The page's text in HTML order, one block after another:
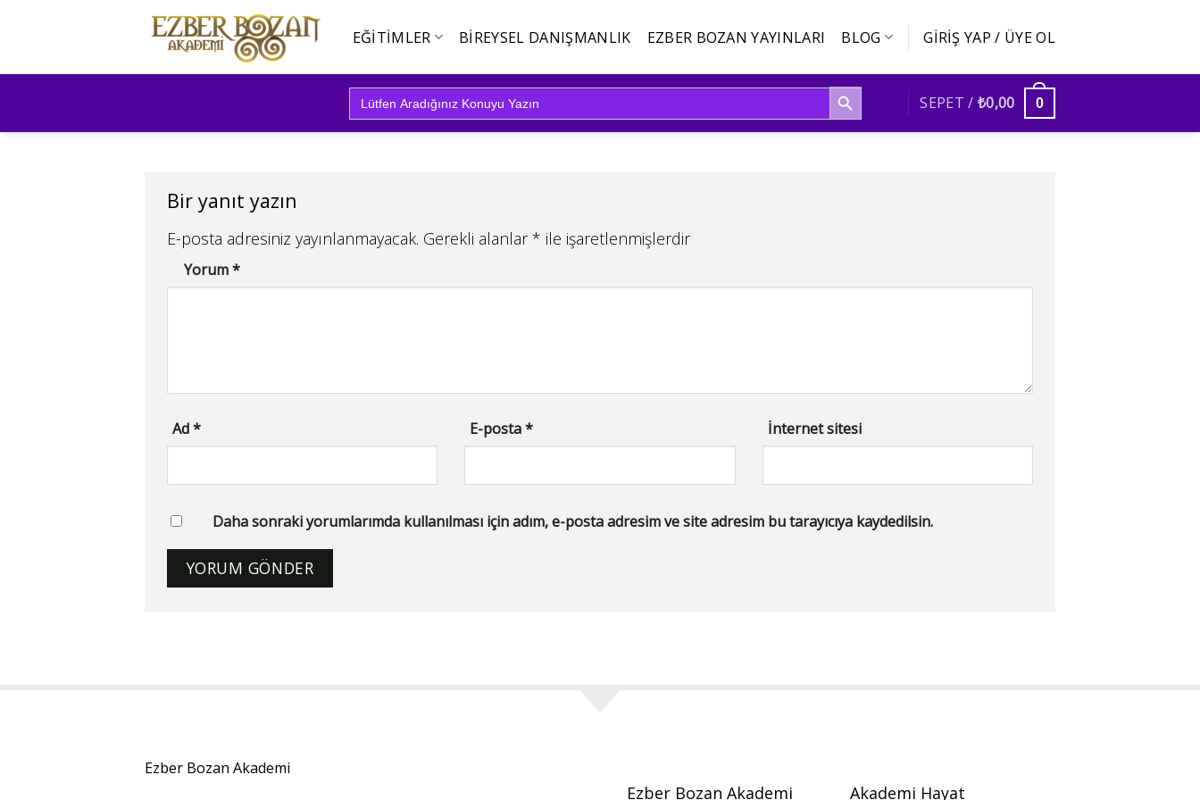
EĞITIMLER BIREYSEL DANIŞMANLIK EZBER BOZAN YAYINLARI BLOG GIRIŞ YAP / ÜYE OL
Search
for:
SEARCH BUTTON
SEPET / ₺0,00 0
Bir yanıt yazın
E-posta adresiniz yayınlanmayacak. Gerekli alanlar * ile işaretlenmişlerdir
Yorum*
Ad* E-posta* İnternet sitesi
Daha sonraki yorumlarımda kullanılması için adım, e-posta adresim ve site adresim bu tarayıcıya kaydedilsin.
Ezber Bozan Akademi
Ezber Bozan Akademi Akademi Hayat